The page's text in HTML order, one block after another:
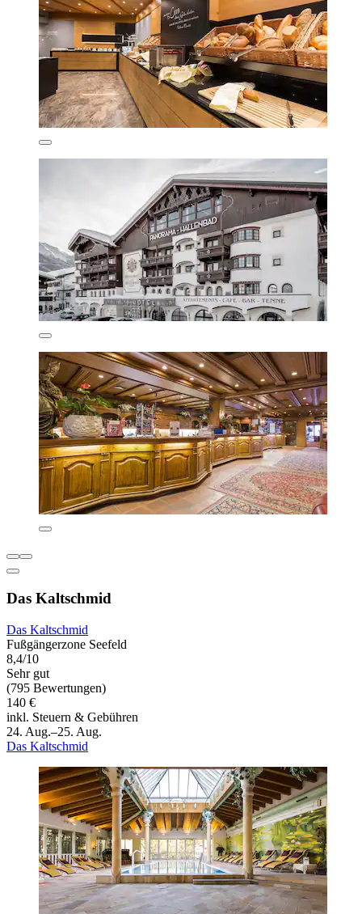
Das Kaltschmid
Das Kaltschmid
Fußgängerzone Seefeld
8,4/10
Sehr gut
(795 Bewertungen)
140 €
inkl. Steuern & Gebühren
24. Aug.–25. Aug.
Das Kaltschmid